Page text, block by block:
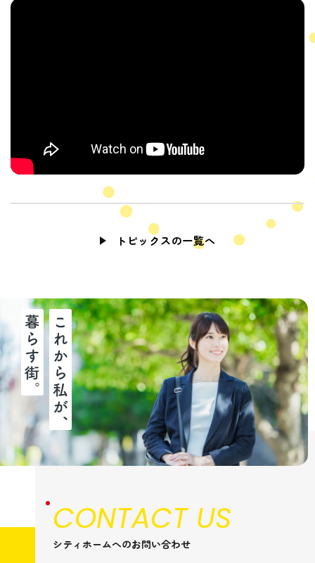
トピックスの一覧へ
CONTACT US
シティホームへのお問い合わせ